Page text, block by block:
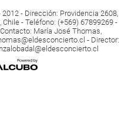
- Dirección: Providencia 2608,
- Teléfono: (+569) 67899269 -
María José Thomas,
- Director: